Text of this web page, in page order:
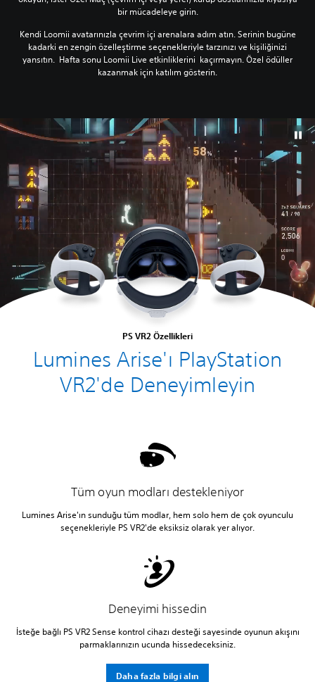
bir mücadeleye girin.
Kendi Loomii avatarınızla çevrim içi arenalara adım atın. Serinin bugüne
kadarki en zengin özelleştirme seçenekleriyle tarzınızı ve kişiliğinizi
yansıtın. Hafta sonu Loomii Live etkinliklerini kaçırmayın. Özel ödüller
kazanmak için katılım gösterin.
PS VR2 Özellikleri
Lumines Arise'ı PlayStation
VR2'de Deneyimleyin
Tüm oyun modları destekleniyor
Lumines Arise'ın sunduğu tüm modlar, hem solo hem de çok oyunculu
seçenekleriyle PS VR2'de eksiksiz olarak yer alıyor.
Deneyimi hissedin
İsteğe bağlı PS VR2 Sense kontrol cihazı desteği sayesinde oyunun akışını
parmaklarınızın ucunda hissedeceksiniz.
Daha fazla bilgi alın